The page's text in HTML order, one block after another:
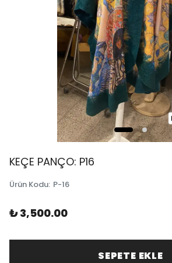
KEÇE PANÇO: P16
Ürün Kodu: P-16
₺ 3,500.00
SEPETE EKLE